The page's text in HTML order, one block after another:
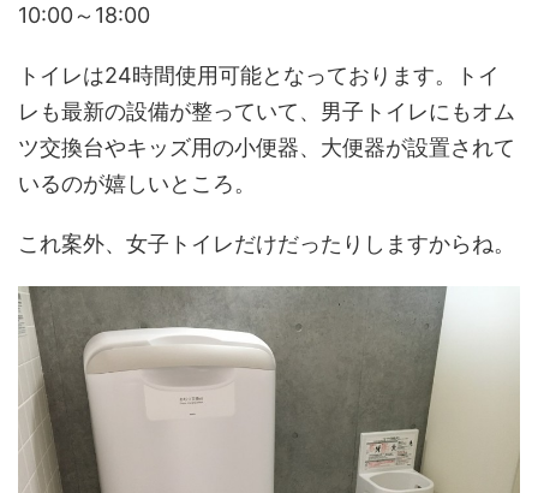
10:00～18:00
トイレは24時間使用可能となっております。トイ
レも最新の設備が整っていて、男子トイレにもオム
ツ交換台やキッズ用の小便器、大便器が設置されて
いるのが嬉しいところ。
これ案外、女子トイレだけだったりしますからね。